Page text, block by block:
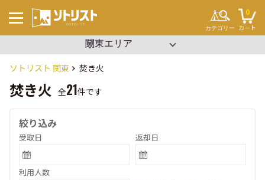
カテゴリー
0
カート
ソトリスト 関東 焚き火
焚き火 全21件です
絞り込み
受取日 返却日
利用人数
▼ エリアを選択
キーワードから探す
#ソロキャンプ
#ファミリーキャンプ
#ブッシュクラフト
#ワンポール
#パップテント
#タープ
#寝袋
#コット
#ビーチパーティー
#イベント
チェア・テーブル